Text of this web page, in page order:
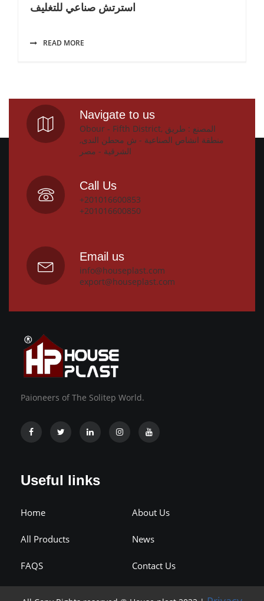
استرتش صناعي للتغليف
READ MORE
Navigate to us
Obour - Fifth District, المصنع : طريق
منطقة انشاص الصناعية - ش محطن الندى,
الشرقية - مصر
Call Us
+201016600853
+201016600850
Email us
info@houseplast.com
export@houseplast.com
Paioneers of The Solitep World.
Useful links
Home About Us
All Products News
FAQS Contact Us